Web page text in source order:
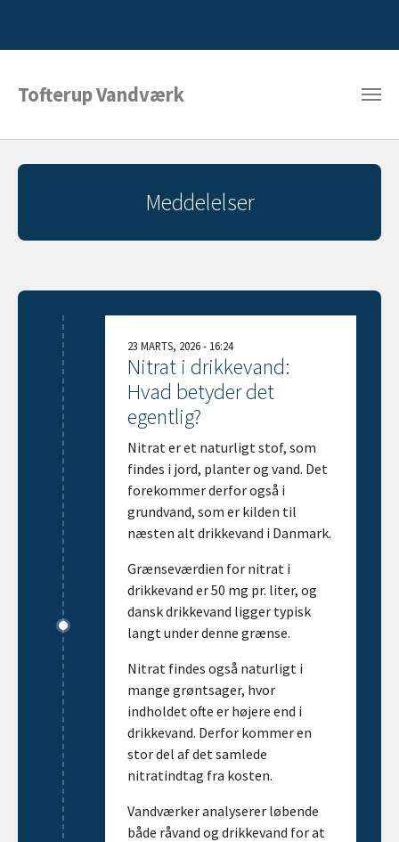
Tofterup Vandværk
Meddelelser
23 MARTS, 2026 - 16:24
Nitrat i drikkevand:
Hvad betyder det
egentlig?
Nitrat er et naturligt stof, som
findes i jord, planter og vand. Det
forekommer derfor også i
grundvand, som er kilden til
næsten alt drikkevand i Danmark.
Grænseværdien for nitrat i
drikkevand er 50 mg pr. liter, og
dansk drikkevand ligger typisk
langt under denne grænse.
Nitrat findes også naturligt i
mange grøntsager, hvor
indholdet ofte er højere end i
drikkevand. Derfor kommer en
stor del af det samlede
nitratindtag fra kosten.
Vandværker analyserer løbende
både råvand og drikkevand for at